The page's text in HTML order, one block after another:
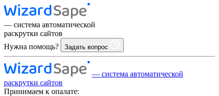
— система автоматической
раскрутки сайтов
Нужна помощь?
Задать вопрос
— система автоматической
раскрутки сайтов
Принимаем к опалате: